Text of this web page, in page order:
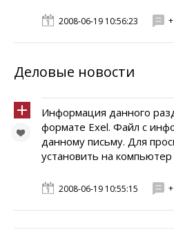
2008-06-19 10:56:23
Деловые новости
Информация данного
формате Exel. Файл с
данному письму. Для
установить на
2008-06-19 10:55:15